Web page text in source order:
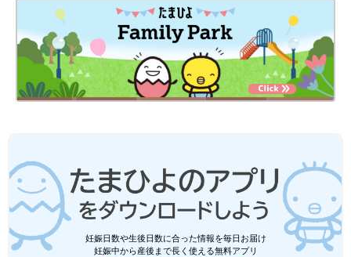
妊娠日数や生後日数に合った情報を毎日お届け
妊娠中から産後まで長く使える無料アプリ